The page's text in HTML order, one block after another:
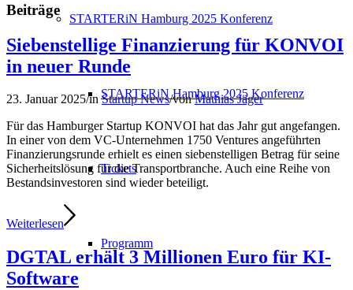
STARTERiN Hamburg 2025 Konferenz
STARTERiN Hamburg 2025 Konferenz
Tickets
Programm
Beiträge
Siebenstellige Finanzierung für KONVOI
in neuer Runde
23. Januar 2025/inStartup News/vonMathias Jäger
Für das Hamburger Startup KONVOI hat das Jahr gut angefangen.
In einer von dem VC-Unternehmen 1750 Ventures angeführten
Finanzierungsrunde erhielt es einen siebenstelligen Betrag für seine
Sicherheitslösung für die Transportbranche. Auch eine Reihe von
Bestandsinvestoren sind wieder beteiligt.
Weiterlesen
DGTAL erhält 3 Millionen Euro für KI-
Software